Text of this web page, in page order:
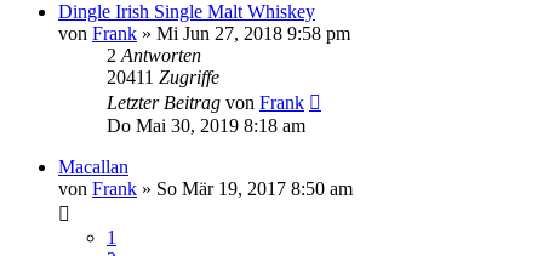
Dingle Irish Single Malt Whiskey
von Frank » Mi Jun 27, 2018 9:58 pm
2 Antworten
20411 Zugriffe
Letzter Beitrag von Frank
Do Mai 30, 2019 8:18 am
Macallan
von Frank » So Mär 19, 2017 8:50 am
1